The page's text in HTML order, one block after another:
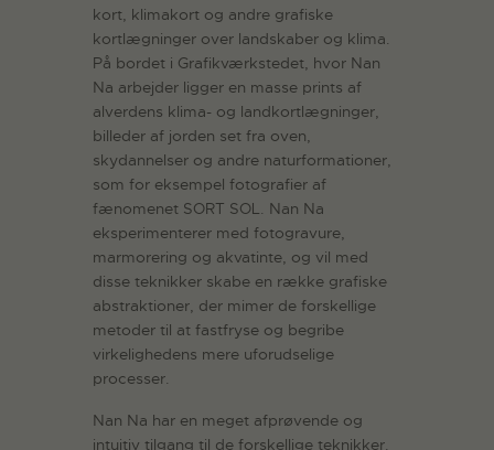
kort, klimakort og andre grafiske
kortlægninger over landskaber og klima.
På bordet i Grafikværkstedet, hvor Nan
Na arbejder ligger en masse prints af
alverdens klima- og landkortlægninger,
billeder af jorden set fra oven,
skydannelser og andre naturformationer,
som for eksempel fotografier af
fænomenet SORT SOL. Nan Na
eksperimenterer med fotogravure,
marmorering og akvatinte, og vil med
disse teknikker skabe en række grafiske
abstraktioner, der mimer de forskellige
metoder til at fastfryse og begribe
virkelighedens mere uforudselige
processer.
Nan Na har en meget afprøvende og
intuitiv tilgang til de forskellige teknikker.